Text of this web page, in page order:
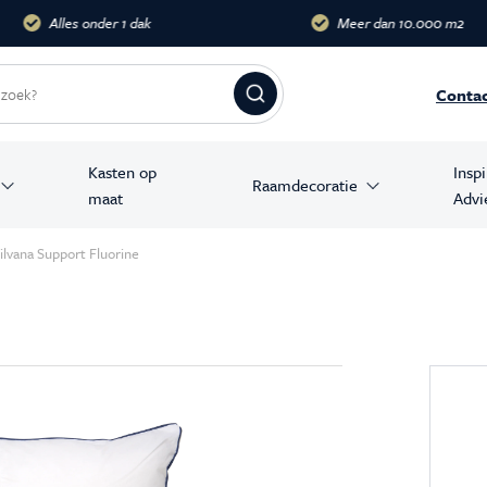
Meer dan 10.000 m2
Kasten op
maat
Raamdecoratie
Support Fluorine